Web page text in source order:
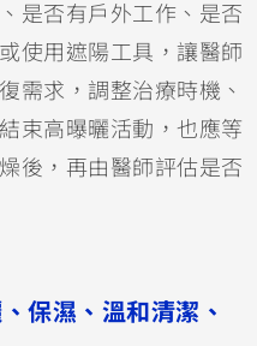
是否有戶外工作、是否
使用遮陽工具，讓醫師
需求，調整治療時機、
束高曝曬活動，也應等
後，再由醫師評估是否
保濕、溫和清潔、